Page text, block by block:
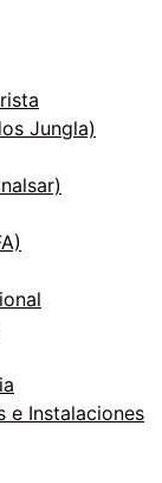
Jungla)
e Instalaciones